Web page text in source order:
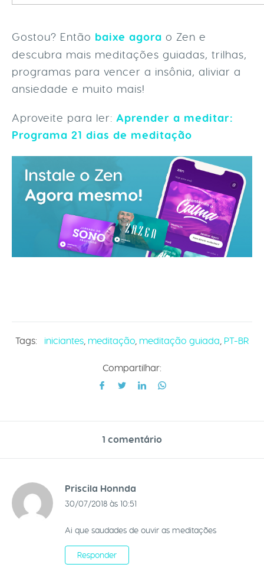
Gostou? Então baixe agora o Zen e
descubra mais meditações guiadas, trilhas,
programas para vencer a insônia, aliviar a
ansiedade e muito mais!
Aproveite para ler: Aprender a meditar:
Programa 21 dias de meditação
Tags: iniciantes, meditação, meditação guiada, PT-BR
Compartilhar:
1 comentário
Priscila Honnda
30/07/2018 às 10:51
Ai que saudades de ouvir as meditações
Responder